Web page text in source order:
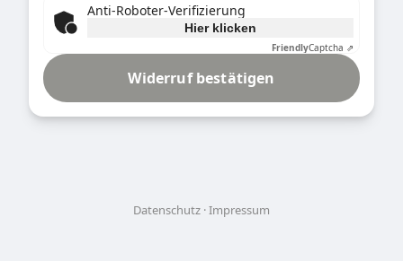
Anti-Roboter-Verifizierung
Hier klicken
FriendlyCaptcha ⇗
Widerruf bestätigen
Datenschutz Impressum